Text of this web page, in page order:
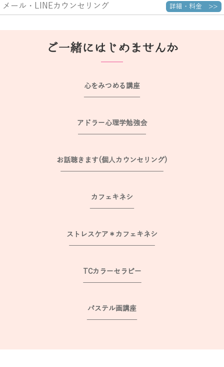
メール・LINEカウンセリング 詳細・料金 >>
ご一緒にはじめませんか
心をみつめる講座
アドラー心理学勉強会
お話聴きます(個人カウンセリング)
カフェキネシ
ストレスケア＊カフェキネシ
TCカラーセラピー
パステル画講座